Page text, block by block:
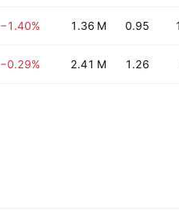
−1.40% 1.36 M 0.95
−0.29% 2.41 M 1.26